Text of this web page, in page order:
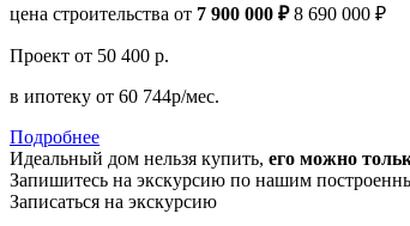
цена строительства от 7 900 000 ₽ 8 690 000 ₽
Проект от 50 400 р.
в ипотеку от 60 744р/мес.
Подробнее
Идеальный дом нельзя купить, его можно
Запишитесь на экскурсию по нашим
Записаться на экскурсию